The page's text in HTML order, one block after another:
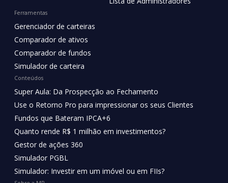
Ferramentas
Gerenciador de carteiras
Comparador de ativos
Comparador de fundos
Simulador de carteira
Conteúdos
Super Aula: Da Prospecção ao Fechamento
Use o Retorno Pro para impressionar os seus Clientes
Fundos que Bateram IPCA+6
Quanto rende R$ 1 milhão em investimentos?
Gestor de ações 360
Simulador PGBL
Simulador: Investir em um imóvel ou em FIIs?